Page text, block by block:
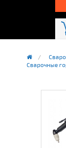
Гарантия и
Сварочные